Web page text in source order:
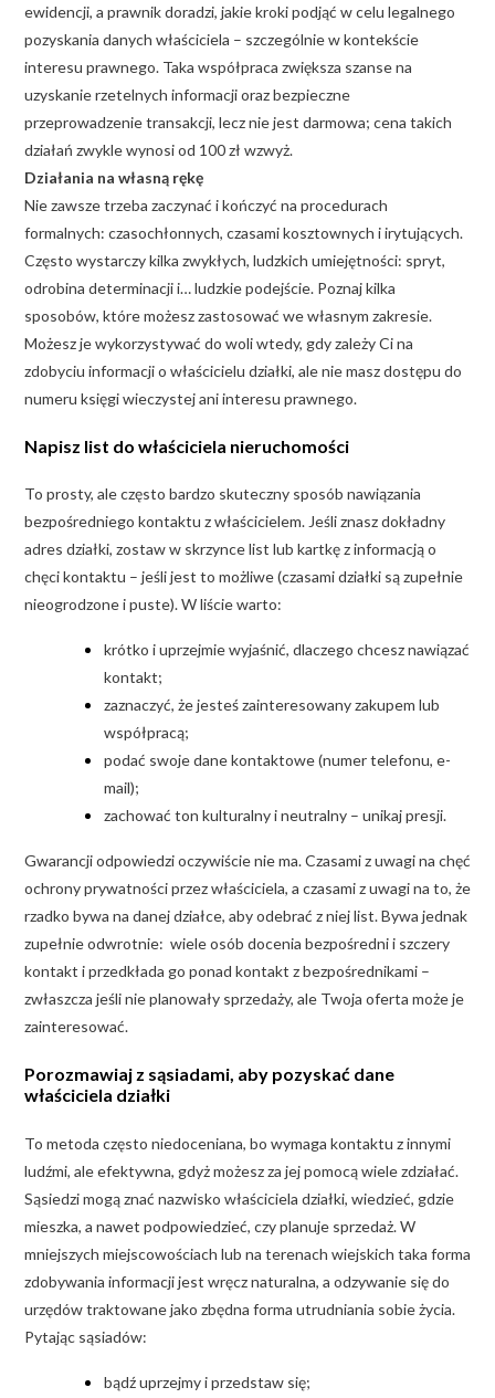
ewidencji, a prawnik doradzi, jakie kroki podjąć w celu legalnego
pozyskania danych właściciela – szczególnie w kontekście
interesu prawnego. Taka współpraca zwiększa szanse na
uzyskanie rzetelnych informacji oraz bezpieczne
przeprowadzenie transakcji, lecz nie jest darmowa; cena takich
działań zwykle wynosi od 100 zł wzwyż.
Działania na własną rękę
Nie zawsze trzeba zaczynać i kończyć na procedurach
formalnych: czasochłonnych, czasami kosztownych i irytujących.
Często wystarczy kilka zwykłych, ludzkich umiejętności: spryt,
odrobina determinacji i… ludzkie podejście. Poznaj kilka
sposobów, które możesz zastosować we własnym zakresie.
Możesz je wykorzystywać do woli wtedy, gdy zależy Ci na
zdobyciu informacji o właścicielu działki, ale nie masz dostępu do
numeru księgi wieczystej ani interesu prawnego.
Napisz list do właściciela nieruchomości
To prosty, ale często bardzo skuteczny sposób nawiązania
bezpośredniego kontaktu z właścicielem. Jeśli znasz dokładny
adres działki, zostaw w skrzynce list lub kartkę z informacją o
chęci kontaktu – jeśli jest to możliwe (czasami działki są zupełnie
nieogrodzone i puste). W liście warto:
krótko i uprzejmie wyjaśnić, dlaczego chcesz nawiązać
kontakt;
zaznaczyć, że jesteś zainteresowany zakupem lub
współpracą;
podać swoje dane kontaktowe (numer telefonu, e-
mail);
zachować ton kulturalny i neutralny – unikaj presji.
Gwarancji odpowiedzi oczywiście nie ma. Czasami z uwagi na chęć
ochrony prywatności przez właściciela, a czasami z uwagi na to, że
rzadko bywa na danej działce, aby odebrać z niej list. Bywa jednak
zupełnie odwrotnie: wiele osób docenia bezpośredni i szczery
kontakt i przedkłada go ponad kontakt z bezpośrednikami –
zwłaszcza jeśli nie planowały sprzedaży, ale Twoja oferta może je
zainteresować.
Porozmawiaj z sąsiadami, aby pozyskać dane
właściciela działki
To metoda często niedoceniana, bo wymaga kontaktu z innymi
ludźmi, ale efektywna, gdyż możesz za jej pomocą wiele zdziałać.
Sąsiedzi mogą znać nazwisko właściciela działki, wiedzieć, gdzie
mieszka, a nawet podpowiedzieć, czy planuje sprzedaż. W
mniejszych miejscowościach lub na terenach wiejskich taka forma
zdobywania informacji jest wręcz naturalna, a odzywanie się do
urzędów traktowane jako zbędna forma utrudniania sobie życia.
Pytając sąsiadów:
bądź uprzejmy i przedstaw się;